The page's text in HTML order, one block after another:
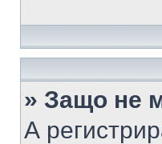
» Защо не
А